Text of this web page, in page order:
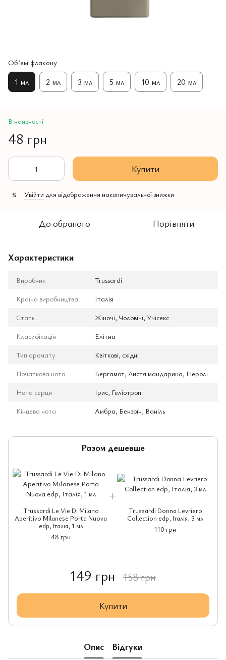
Обʼєм флакону
1 мл 2 мл 3 мл 5 мл 10 мл 20 мл
В наявності
48 грн
Купити
% Увійти для відображення накопичувальної знижки
До обраного Порівняти
Характеристики
Виробник
Trussardi
Країна виробництва
Італія
Стать
Жіночі, Чоловічі, Унісекс
Класифікація
Елітна
Тип аромату
Квіткові, східні
Початкова нота
Бергамот, Листя мандарина, Неролі
Нота серця
Ірис, Геліотроп
Кінцева нота
Амбра, Бензоїн, Ваніль
Разом дешевше
Trussardi Le Vie Di Milano
Aperitivo Milanese Porta Nuova
edp, Італія, 1 мл
48 грн
Trussardi Donna Levriero
Collection edp, Італія, 3 мл
110 грн
149 грн 158 грн
Купити
Опис Відгуки